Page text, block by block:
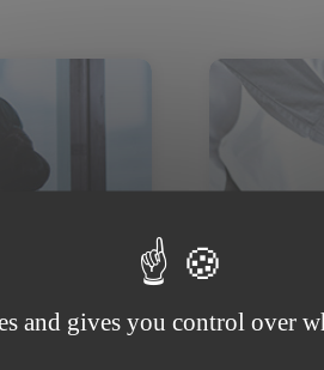
and gives you control over